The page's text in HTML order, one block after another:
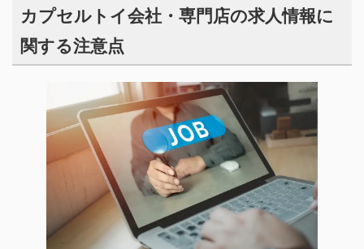
カプセルトイ会社・専門店の求人情報に
関する注意点